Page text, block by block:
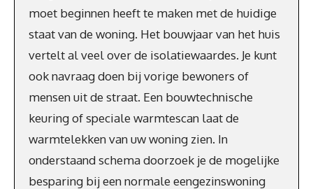
moet beginnen heeft te maken met de huidige
staat van de woning. Het bouwjaar van het huis
vertelt al veel over de isolatiewaardes. Je kunt
ook navraag doen bij vorige bewoners of
mensen uit de straat. Een bouwtechnische
keuring of speciale warmtescan laat de
warmtelekken van uw woning zien. In
onderstaand schema doorzoek je de mogelijke
besparing bij een normale eengezinswoning